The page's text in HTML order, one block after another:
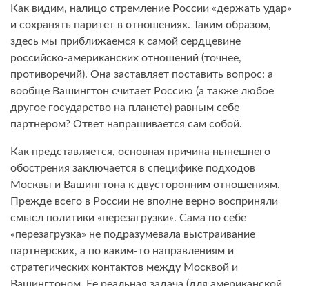
Как видим, налицо стремление России «держать удар»
и сохранять паритет в отношениях. Таким образом,
здесь мы приближаемся к самой сердцевине
российско-американских отношений (точнее,
противоречий). Она заставляет поставить вопрос: а
вообще Вашингтон считает Россию (а также любое
другое государство на планете) равным себе
партнером? Ответ напрашивается сам собой.
Как представляется, основная причина нынешнего
обострения заключается в специфике подходов
Москвы и Вашингтона к двусторонним отношениям.
Прежде всего в России не вполне верно восприняли
смысл политики «перезагрузки». Сама по себе
«перезагрузка» не подразумевала выстраивание
партнерских, а по каким-то направлениям и
стратегических контактов между Москвой и
Вашингтоном. Ее реальная задача (для американской